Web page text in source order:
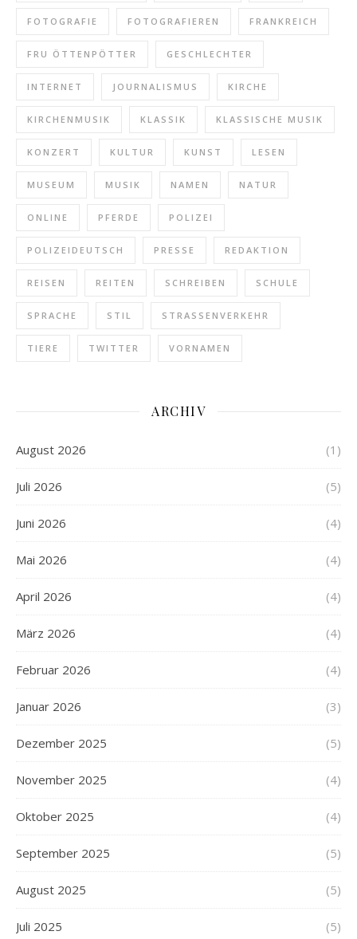
FOTOGRAFIE FOTOGRAFIEREN FRANKREICH
FRU ÖTTENPÖTTER GESCHLECHTER
INTERNET JOURNALISMUS KIRCHE
KIRCHENMUSIK KLASSIK KLASSISCHE MUSIK
KONZERT KULTUR KUNST LESEN
MUSEUM MUSIK NAMEN NATUR
ONLINE PFERDE POLIZEI
POLIZEIDEUTSCH PRESSE REDAKTION
REISEN REITEN SCHREIBEN SCHULE
SPRACHE STIL STRASSENVERKEHR
TIERE TWITTER VORNAMEN
ARCHIV
August 2026 (1)
Juli 2026 (5)
Juni 2026 (4)
Mai 2026 (4)
April 2026 (4)
März 2026 (4)
Februar 2026 (4)
Januar 2026 (3)
Dezember 2025 (5)
November 2025 (4)
Oktober 2025 (4)
September 2025 (5)
August 2025 (5)
Juli 2025 (5)